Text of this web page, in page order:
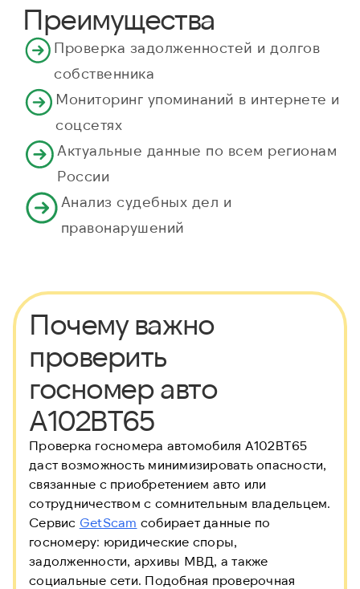
Преимущества
Проверка задолженностей и долгов
собственника
Мониторинг упоминаний в интернете и
соцсетях
Актуальные данные по всем регионам
России
Анализ судебных дел и
правонарушений
Почему важно
проверить
госномер авто
А102ВТ65
Проверка госномера автомобиля А102ВТ65
даст возможность минимизировать опасности,
связанные с приобретением авто или
сотрудничеством с сомнительным владельцем.
Сервис GetScam собирает данные по
госномеру: юридические споры,
задолженности, архивы МВД, а также
социальные сети. Подобная проверочная